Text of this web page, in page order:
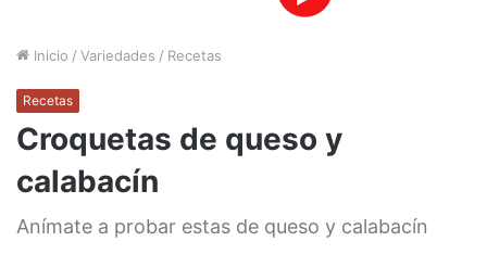
Inicio / Variedades / Recetas
Recetas
Croquetas de queso y
calabacín
Anímate a probar estas de queso y calabacín